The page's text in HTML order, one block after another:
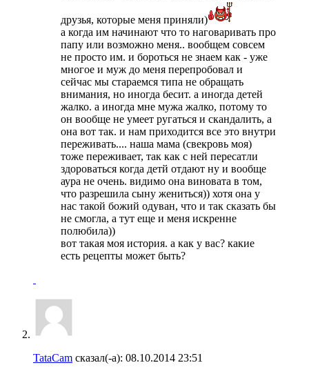
друзья, которые меня приняли)
а когда им начинают что то наговаривать про
папу или возможно меня.. вообщем совсем
не просто им. и бороться не знаем как - уже
многое и муж до меня перепробовал и
сейчас мы стараемся типа не обращать
внимания, но иногда бесит. а иногда детей
жалко. а иногда мне мужа жалко, потому то
он вообще не умеет ругаться и скандалить, а
она вот так. и нам приходится все это внутри
переживать.... наша мама (свекровь моя)
тоже переживает, так как с ней пересатли
здороваться когда детй отдают ну и вообще
аура не очень. видимо она виновата в том,
что разрешила сыну жениться)) хотя она у
нас такой божий одуван, что и так сказать бы
не смогла, а тут еще и меня искренне
полюбила))
вот такая моя история. а как у вас? какие
есть рецепты может быть?
TataCam сказал(-а): 08.10.2014 23:51